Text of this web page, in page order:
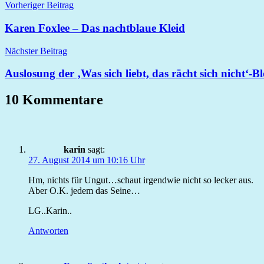
Vorheriger Beitrag
Karen Foxlee – Das nachtblaue Kleid
Nächster Beitrag
Auslosung der ‚Was sich liebt, das rächt sich nicht‘-
10 Kommentare
karin sagt:
27. August 2014 um 10:16 Uhr
Hm, nichts für Ungut…schaut irgendwie nicht so lecker aus.
Aber O.K. jedem das Seine…
LG..Karin..
Antworten